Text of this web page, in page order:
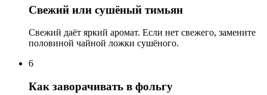
Свежий или сушёный тимьян
Свежий даёт яркий аромат. Если нет свежего, замените
половиной чайной ложки сушёного.
6
Как заворачивать в фольгу